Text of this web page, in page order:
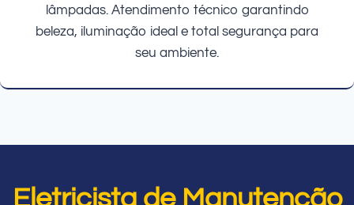
lâmpadas. Atendimento técnico garantindo
beleza, iluminação ideal e total segurança para
seu ambiente.
Eletricista de Manutenção